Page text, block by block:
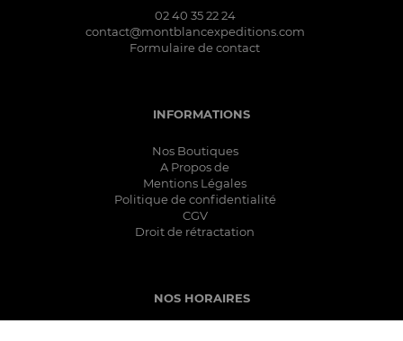
02 40 35 22 24
contact@montblancexpeditions.com
Formulaire de contact
INFORMATIONS
Nos Boutiques
A Propos de
Mentions Légales
Politique de confidentialité
CGV
Droit de rétractation
NOS HORAIRES